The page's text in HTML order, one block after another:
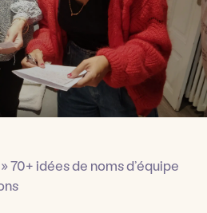
»70+ idées de noms d’équipe